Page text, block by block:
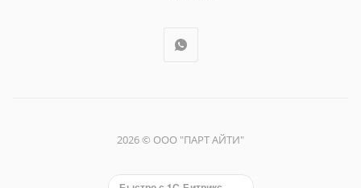
2026 © ООО "ПАРТ АЙТИ"